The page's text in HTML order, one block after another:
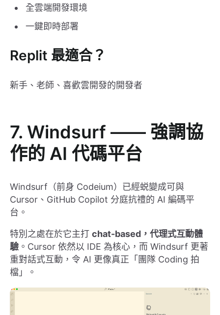
全雲端開發環境
一鍵即時部署
Replit 最適合？
新手、老師、喜歡雲開發的開發者
7. Windsurf —— 強調協
作的 AI 代碼平台
Windsurf（前身 Codeium）已經蜕變成可與
Cursor、GitHub Copilot 分庭抗禮的 AI 編碼平
台。
特別之處在於它主打 chat-based，代理式互動體
驗 。Cursor 依然以 IDE 為核心，而 Windsurf 更著
重對話式互動，令 AI 更像真正「團隊 Coding 拍
檔」。